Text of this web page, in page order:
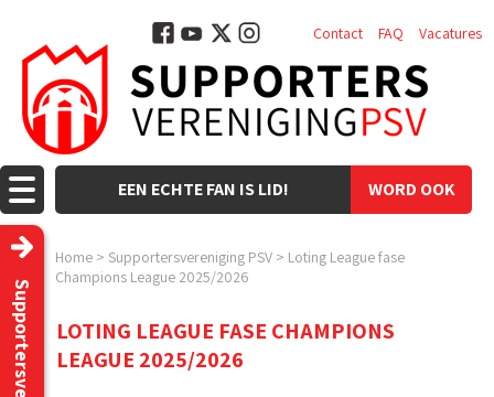
WORD OOK
EEN ECHTE FAN IS LID!
Contact FAQ Vacatures
Home > Supportersvereniging PSV > Loting League fase
Champions League 2025/2026
LOTING LEAGUE FASE CHAMPIONS
LEAGUE 2025/2026